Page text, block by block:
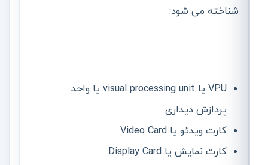
شناخته می شود:
VPU یا visual processing unit یا واحد
پردازش دیداری
کارت ویدئو یا Video Card
کارت نمایش یا Display Card